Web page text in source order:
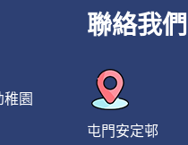
園
聯絡我們
屯門安定邨